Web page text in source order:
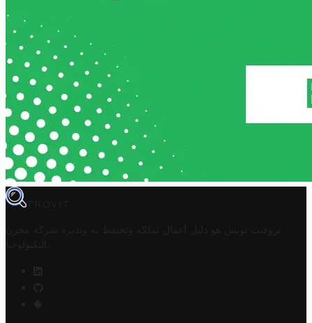
TROVIT
تروفيت تونس هو دليل أعمال تملكه وتحتفظ به وتديره
شركة مخزن
التكنولوجيا